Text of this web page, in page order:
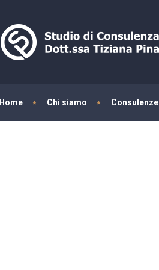
Home Chi siamo Consulenze